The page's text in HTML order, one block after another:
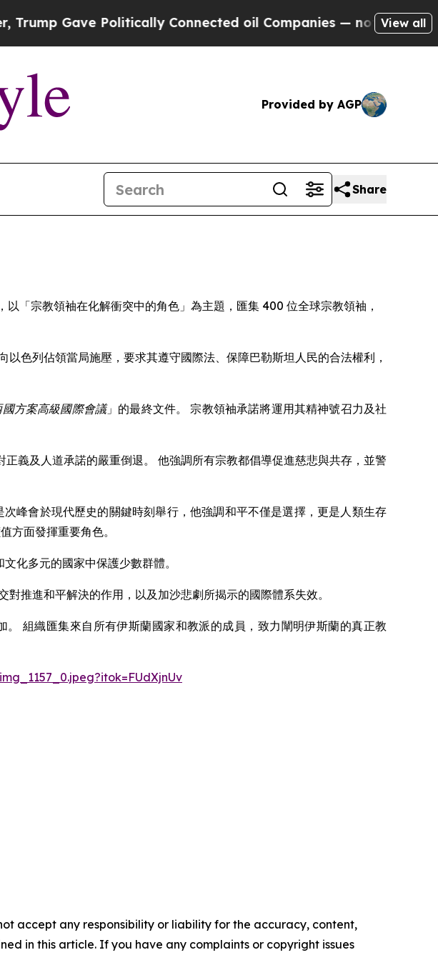
Gave Politically Connected oil Companies — not Taxpayers
View all
Provided by AGP
Share
「宗教領袖在化解衝突中的角色」為主題，匯集 400 位全球宗教領袖，
色列佔領當局施壓，要求其遵守國際法、保障巴勒斯坦人民的合法權利，
方案高級國際會議」的最終文件。 宗教領袖承諾將運用其精神號召力及社
義及人道承諾的嚴重倒退。 他強調所有宗教都倡導促進慈悲與共存，並警
會於現代歷史的關鍵時刻舉行，他強調和平不僅是選擇，更是人類生存
方面發揮重要角色。
化多元的國家中保護少數群體。
推進和平解決的作用，以及加沙悲劇所揭示的國際體系失效。
組織匯集來自所有伊斯蘭國家和教派的成員，致力闡明伊斯蘭的真正教
accept any responsibility or liability for the accuracy, content,
in this article. If you have any complaints or copyright issues